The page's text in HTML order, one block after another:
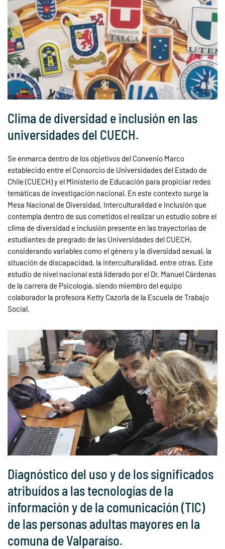
Clima de diversidad e inclusión en las
universidades del CUECH.
Se enmarca dentro de los objetivos del Convenio Marco
establecido entre el Consorcio de Universidades del Estado de
Chile (CUECH) y el Ministerio de Educación para propiciar redes
temáticas de investigación nacional. En este contexto surge la
Mesa Nacional de Diversidad, Interculturalidad e Inclusión que
contempla dentro de sus cometidos el realizar un estudio sobre el
clima de diversidad e inclusión presente en las trayectorias de
estudiantes de pregrado de las Universidades del CUECH,
considerando variables como el género y la diversidad sexual, la
situación de discapacidad, la interculturalidad, entre otras. Este
estudio de nivel nacional está liderado por el Dr. Manuel Cárdenas
de la carrera de Psicología, siendo miembro del equipo
colaborador la profesora Ketty Cazorla de la Escuela de Trabajo
Social.
Diagnóstico del uso y de los significados
atribuídos a las tecnologías de la
información y de la comunicación (TIC)
de las personas adultas mayores en la
comuna de Valparaíso.